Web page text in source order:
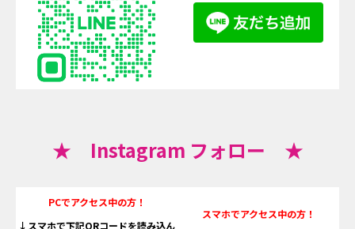
★ Instagram フォロー ★
PCでアクセス中の方！
↓スマホで下記QRコードを読み込ん
スマホでアクセス中の方！